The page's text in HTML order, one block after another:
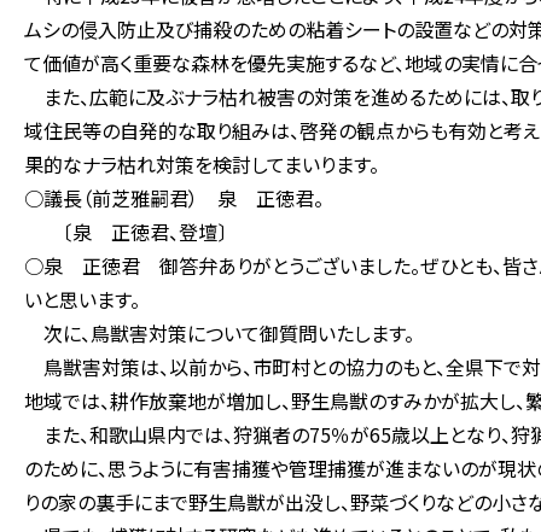
ムシの侵入防止及び捕殺のための粘着シートの設置などの対
て価値が高く重要な森林を優先実施するなど、地域の実情に
また、広範に及ぶナラ枯れ被害の対策を進めるためには、
域住民等の自発的な取り組みは、啓発の観点からも有効と考
果的なナラ枯れ対策を検討してまいります。
○議長（前芝雅嗣君） 泉 正徳君。
〔泉 正徳君、登壇〕
○泉 正徳君 御答弁ありがとうございました。ぜひとも、皆さ
いと思います。
次に、鳥獣害対策について御質問いたします。
鳥獣害対策は、以前から、市町村との協力のもと、全県下で
地域では、耕作放棄地が増加し、野生鳥獣のすみかが拡大し、
また、和歌山県内では、狩猟者の75％が65歳以上となり、
のために、思うように有害捕獲や管理捕獲が進まないのが現
りの家の裏手にまで野生鳥獣が出没し、野菜づくりなどの小